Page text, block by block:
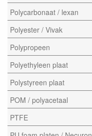
Polycarbonaat / lexan
Polyester / Vivak
Polypropeen
Polyethyleen plaat
Polystyreen plaat
POM / polyacetaal
PTFE